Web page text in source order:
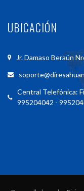
UBICACIÓN
Jr. Damaso Beraún
Central Telefónica:
995204042 -